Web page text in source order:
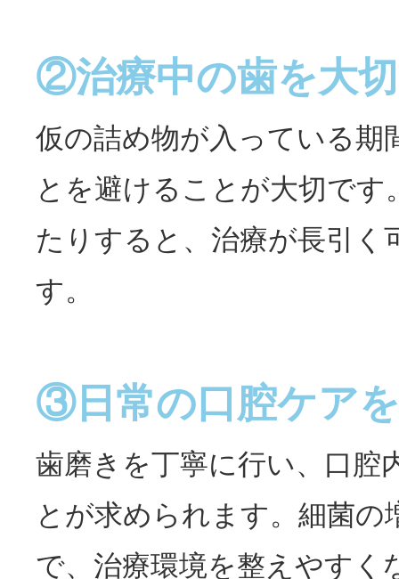
②治療中の歯を大
仮の詰め物が入っている期
とを避けることが大切です
たりすると、治療が長引く
す。
③日常の口腔ケア
歯磨きを丁寧に行い、口腔
とが求められます。細菌の
で、治療環境を整えやすく